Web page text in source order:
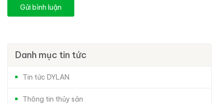
Gửi bình luận
Danh mục tin tức
Tin tức DYLAN
Thông tin thủy sản